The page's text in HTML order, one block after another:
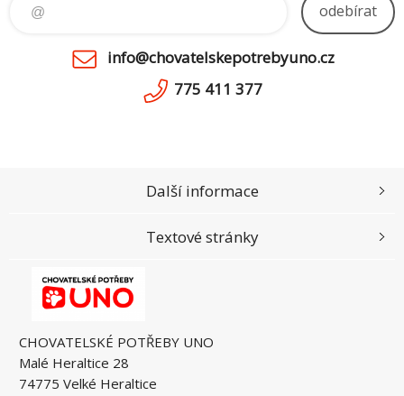
odebírat
info@chovatelskepotrebyuno.cz
775 411 377
CHOVATELSKÉ POTŘEBY UNO
Malé Heraltice 28
74775 Velké Heraltice
Další informace
Textové stránky